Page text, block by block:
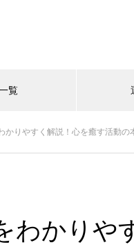
覧
かりやすく解説！心を癒す活動の
わかりや